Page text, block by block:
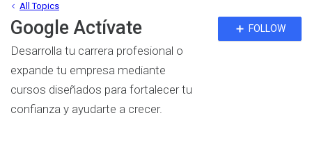
Google Actívate
All Topics
Desarrolla tu carrera profesional o
expande tu empresa mediante
cursos diseñados para fortalecer tu
confianza y ayudarte a crecer.
FOLLOW